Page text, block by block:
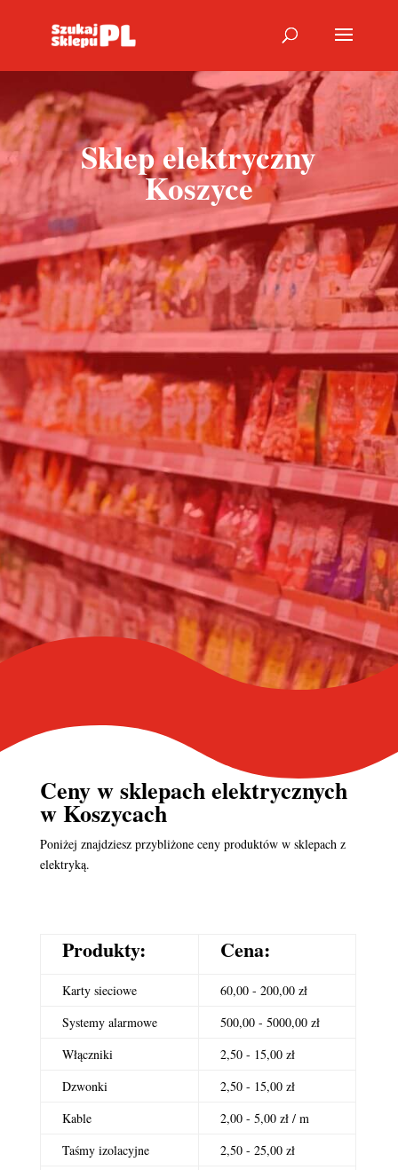
Sklep elektryczny
Koszyce
Ceny wsklepach elektrycznych
w Koszycach
Poniżej znajdziesz przybliżone ceny produktów w sklepach z
elektryką.
Produkty: Cena:
Karty sieciowe
60,00 - 200,00 zł
Systemy alarmowe
500,00 - 5000,00 zł
Włączniki
2,50 - 15,00 zł
Dzwonki
2,50 - 15,00 zł
Kable
2,00 - 5,00 zł / m
Taśmy izolacyjne
2,50 - 25,00 zł